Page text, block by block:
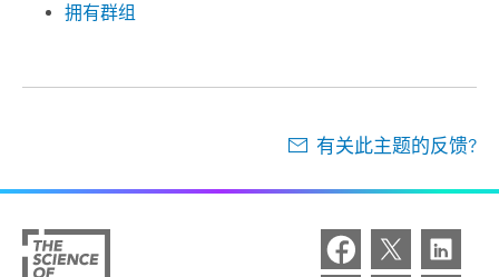
拥有群组
有关此主题的反馈?